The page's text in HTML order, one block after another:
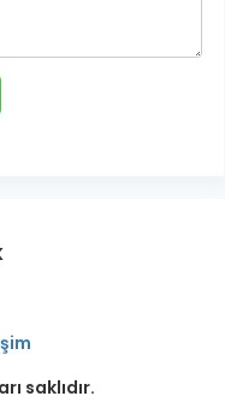
saklıdır.